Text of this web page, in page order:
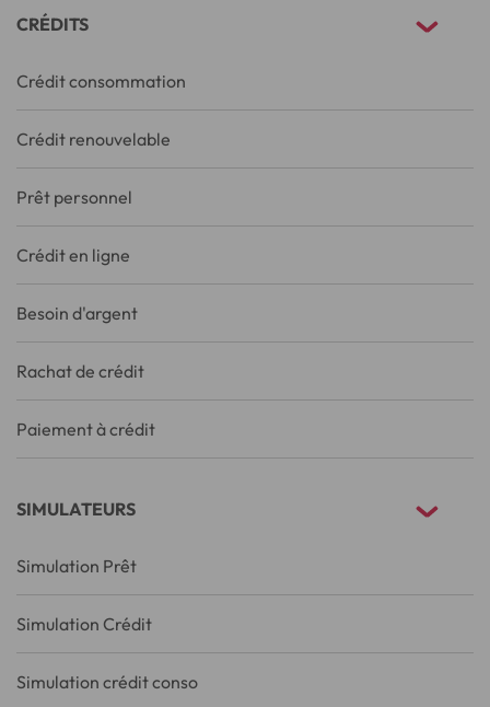
CRÉDITS
Crédit consommation
Crédit renouvelable
Prêt personnel
Crédit en ligne
Besoin d'argent
Rachat de crédit
Paiement à crédit
SIMULATEURS
Simulation Prêt
Simulation Crédit
Simulation crédit conso